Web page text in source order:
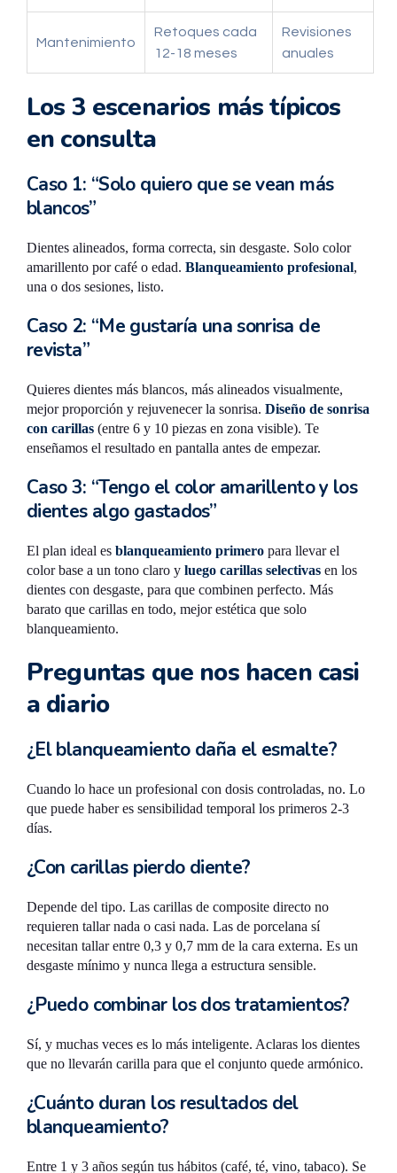
Mantenimiento
Retoques cada
12-18 meses
Revisiones
anuales
Los 3 escenarios más típicos
en consulta
Caso 1: “Solo quiero que se vean más
blancos”
Dientes alineados, forma correcta, sin desgaste. Solo color
amarillento por café o edad. Blanqueamiento profesional,
una o dos sesiones, listo.
Caso 2: “Me gustaría una sonrisa de
revista”
Quieres dientes más blancos, más alineados visualmente,
mejor proporción y rejuvenecer la sonrisa. Diseño de sonrisa
con carillas (entre 6 y 10 piezas en zona visible). Te
enseñamos el resultado en pantalla antes de empezar.
Caso 3: “Tengo el color amarillento y los
dientes algo gastados”
El plan ideal es blanqueamiento primero para llevar el
color base a un tono claro y luego carillas selectivas en los
dientes con desgaste, para que combinen perfecto. Más
barato que carillas en todo, mejor estética que solo
blanqueamiento.
Preguntas que nos hacen casi
a diario
¿El blanqueamiento daña el esmalte?
Cuando lo hace un profesional con dosis controladas, no. Lo
que puede haber es sensibilidad temporal los primeros 2-3
días.
¿Con carillas pierdo diente?
Depende del tipo. Las carillas de composite directo no
requieren tallar nada o casi nada. Las de porcelana sí
necesitan tallar entre 0,3 y 0,7 mm de la cara externa. Es un
desgaste mínimo y nunca llega a estructura sensible.
¿Puedo combinar los dos tratamientos?
Sí, y muchas veces es lo más inteligente. Aclaras los dientes
que no llevarán carilla para que el conjunto quede armónico.
¿Cuánto duran los resultados del
blanqueamiento?
Entre 1 y 3 años según tus hábitos (café, té, vino, tabaco). Se